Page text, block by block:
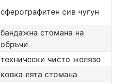
сферографитен сив чугун
бандажна стомана на
обръчи
технически чисто желязо
ковка лята стомана